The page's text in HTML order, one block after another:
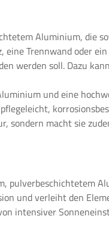
Aluminium, die
Trennwand oder
werden soll. Dazu
und eine
macht sie
pulverbeschichtetem
und verleiht den
intensiver